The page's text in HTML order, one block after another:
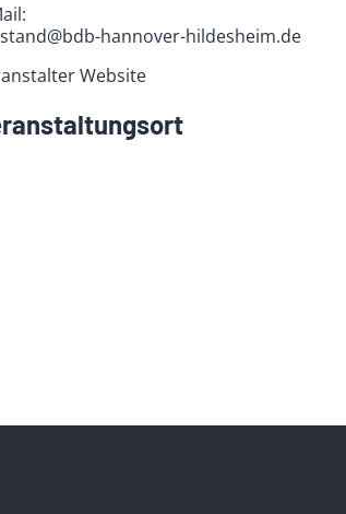
hannover-hildesheim.de
Website